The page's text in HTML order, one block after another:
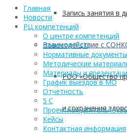
Запись занятия в
Взаимодействие с
РОО «Общество
и сохранения
Главная
Новости
РЦ компетенций
О центре компетенций
Новости РЦК
Нормативные
Методические
Материалы и
График выездов в МО
Отчетность
5 С
Проектная деятельность
Кейсы
Контактная информация